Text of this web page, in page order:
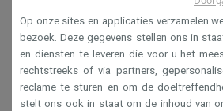
Privacy
Op onze sites en applicaties verzamelen
bezoek. Deze gegevens stellen ons in
en diensten te leveren die voor u het
rechtstreeks of via partners,
reclame te sturen en om de
stelt ons ook in staat om de inhoud van